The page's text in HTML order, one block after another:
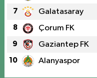
7 Galatasaray
8 Çorum FK
9 Gaziantep FK
10 Alanyaspor